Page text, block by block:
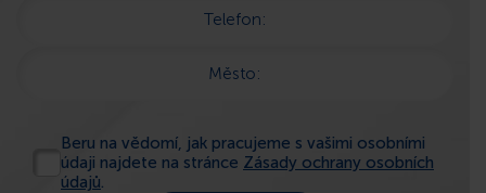
Telefon:
Město:
Beru na vědomí, jak pracujeme s vašimi osobními
údaji najdete na stránce Zásady ochrany osobních
údajů.